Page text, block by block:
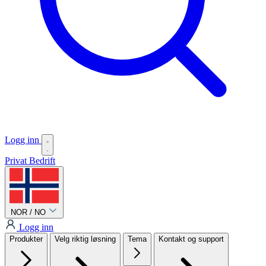
Logg inn
Privat Bedrift
NOR / NO
Logg inn
Produkter Velg riktig løsning Tema Kontakt og support